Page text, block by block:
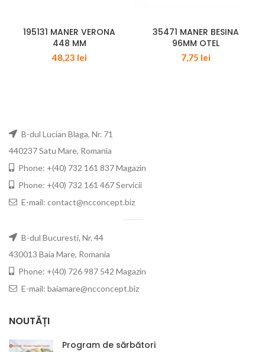
195131 MANER VERONA
448 MM
48,23 lei
35471 MANER BESINA
96MM OTEL
7,75 lei
B-dul Lucian Blaga, Nr. 71
440237 Satu Mare, Romania
Phone: +(40) 732 161 837 Magazin
Phone: +(40) 732 161 467 Servicii
E-mail: contact@ncconcept.biz
B-dul Bucuresti, Nr. 44
430013 Baia Mare, Romania
Phone: +(40) 726 987 542 Magazin
E-mail: baiamare@ncconcept.biz
NOUTĂȚI
Program de sărbători